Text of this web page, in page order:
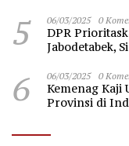
5 06/03/2025 0
DPR
Jabodetabek,
6 06/03/2025 0
Kemenag Kaji
Provinsi di